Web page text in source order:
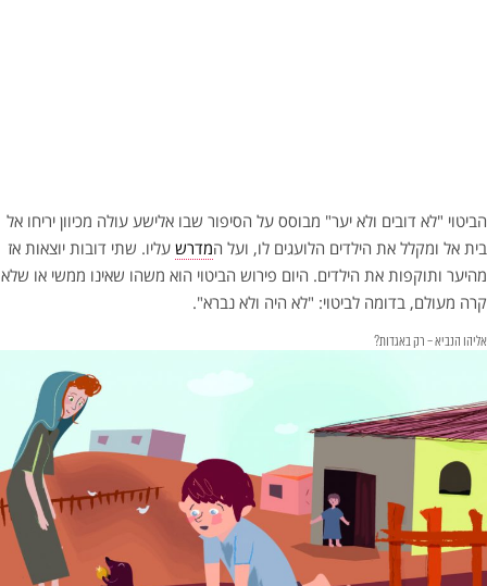
הביטוי "לא דובים ולא יער" מבוסס על הסיפור שבו אלישע עולה מכיוון יריחו אל
בית אל ומקלל את הילדים הלועגים לו, ועל המדרש עליו. שתי דובות יוצאות אז
מהיער ותוקפות את הילדים. היום פירוש הביטוי הוא משהו שאינו ממשי או שלא
קרה מעולם, בדומה לביטוי: "לא היה ולא נברא".
אליהו הנביא – רק באגדות?